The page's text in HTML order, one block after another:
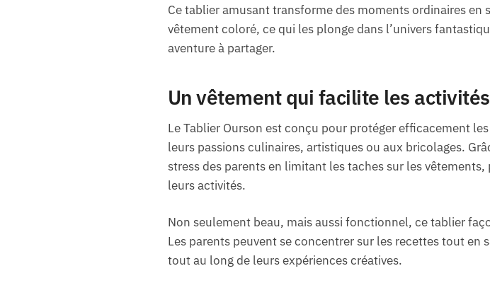
Ce tablier amusant transforme des moments ordinaires
vêtement coloré, ce qui les plonge dans l’univers
aventure à partager.
Un vêtement qui facilite les
Le Tablier Ourson est conçu pour protéger efficacement
leurs passions culinaires, artistiques ou aux bricolages.
stress des parents en limitant les taches sur les
leurs activités.
Non seulement beau, mais aussi fonctionnel, ce tablier
Les parents peuvent se concentrer sur les recettes tout
tout au long de leurs expériences créatives.